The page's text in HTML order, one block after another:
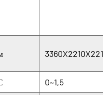
3360X2210X2210
0~1,5